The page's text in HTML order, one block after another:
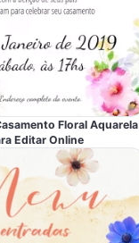
Floral Aquarela
Editar Online